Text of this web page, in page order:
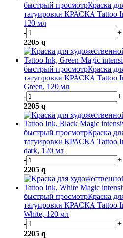
быстрый просмотрКраска
татуировки КРАСКА Tattoo
120 мл
-
+
2205 q
быстрый просмотрКраска
татуировки КРАСКА Tattoo
Green, 120 мл
-
+
2205 q
быстрый просмотрКраска
татуировки КРАСКА Tattoo
dark, 120 мл
-
+
2205 q
быстрый просмотрКраска
татуировки КРАСКА Tattoo
White, 120 мл
-
+
2205 q